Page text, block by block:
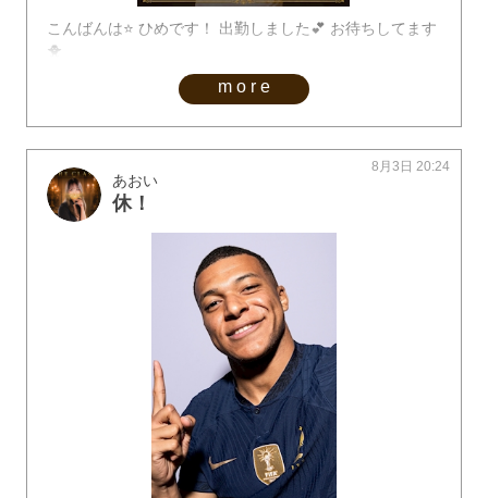
こんばんは⭐️ ひめです！ 出勤しました💕 お待ちしてます
🐥
more
あおい
休！
8月3日 20:24